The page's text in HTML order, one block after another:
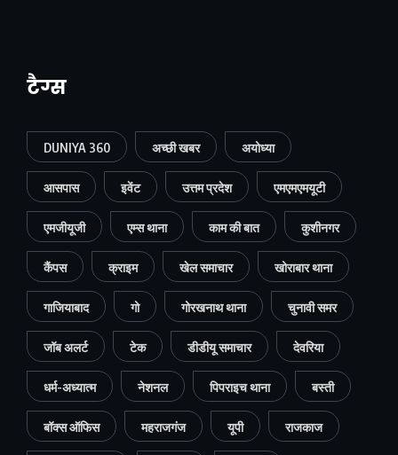
टैग्स
DUNIYA 360 अच्छी खबर अयोध्या
आसपास इवेंट उत्तम प्रदेश एमएमएमयूटी
एमजीयूजी एम्स थाना काम की बात कुशीनगर
कैंपस क्राइम खेल समाचार खोराबार थाना
गाजियाबाद गो गोरखनाथ थाना चुनावी समर
जॉब अलर्ट टेक डीडीयू समाचार देवरिया
धर्म-अध्यात्म नेशनल पिपराइच थाना बस्ती
बॉक्स ऑफिस महराजगंज यूपी राजकाज